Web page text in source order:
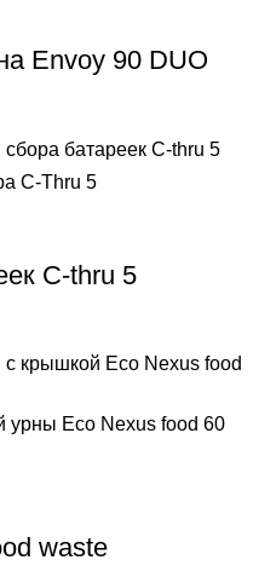
Envoy 90 DUO
C-thru 5
waste